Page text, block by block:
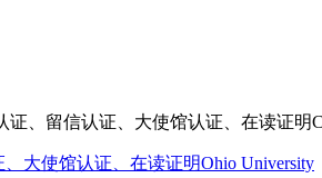
、留信认证、大使馆认证、在读证明